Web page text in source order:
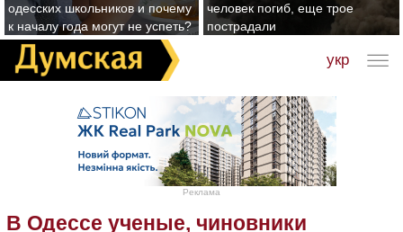
одесских школьников и почему
к началу года могут не успеть?
человек погиб, еще трое
пострадали
укр
Реклама
В Одессе ученые, чиновники